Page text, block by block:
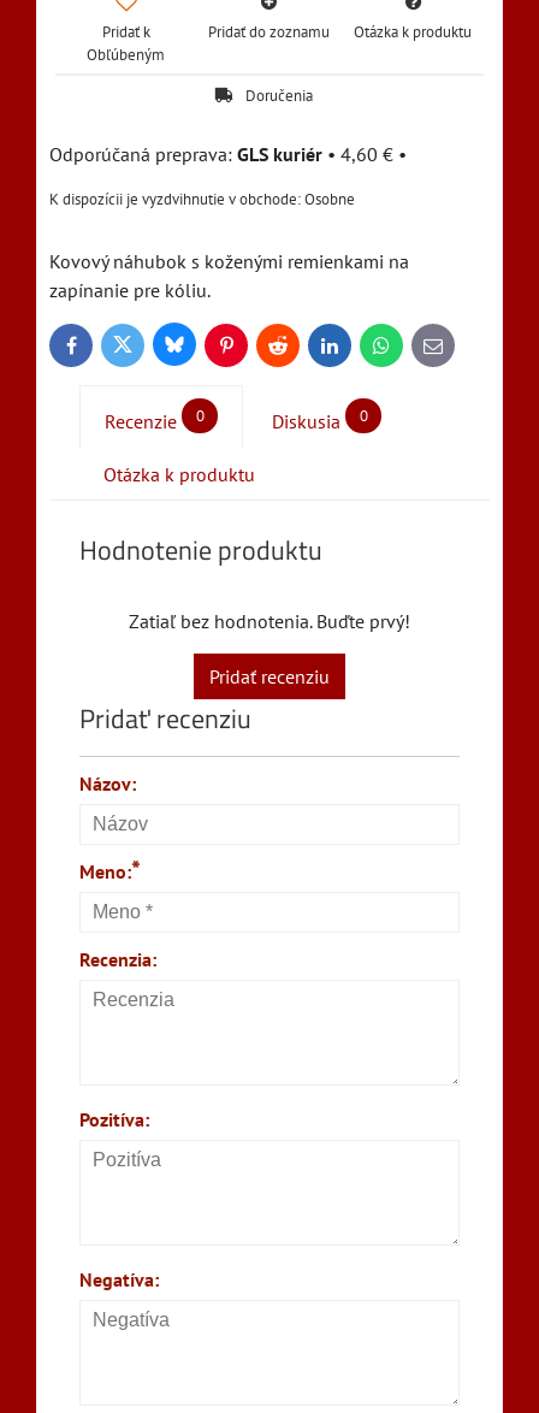
Pridať k
Obľúbeným
Pridať do zoznamu Otázka k produktu
Doručenia
GLS kuriér • 4,60 € •
Osobne
Kovový náhubok s koženými remienkami na
zapínanie pre kóliu.
FacebookTwitter BlueskyPinterestReddit LinkedInWhatsApp
E-
mail
Recenzie 0 Diskusia 0
Otázka k produktu
Hodnotenie produktu
Zatiaľ bez hodnotenia. Buďte prvý!
Pridať recenziu
Pridať recenziu
Názov:
Meno:*
Recenzia:
Pozitíva:
Negatíva: